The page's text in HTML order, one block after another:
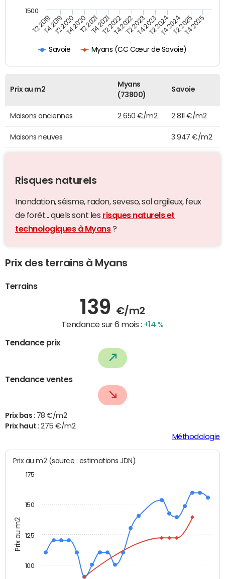
Savoie Myans (CC Cœur de Savoie)
T2 2019T4 2019T2 2020T4 2020T2 2021T4 2021T2 2022T4 2022T2 2023T4 2023T2 2024T4 2024T2 2025T4 2025
1500
Prix au m2
Myans
(73800)
Savoie
Maisons anciennes 2 650 €/m2 2 811 €/m2
Maisons neuves 3 947 €/m2
Risques naturels
Inondation, séisme, radon, seveso, sol argileux, feux
de forêt... quels sont les risques naturels et
technologiques à Myans?
Prix des terrains à Myans
Terrains
139 €/m2
Tendance sur 6 mois : +14 %
Tendance prix
Tendance ventes
Prix bas : 78 €/m2
Prix haut :275 €/m2
Méthodologie
Prix au m2
Prix au m2 (source : estimations JDN)
100
125
150
175